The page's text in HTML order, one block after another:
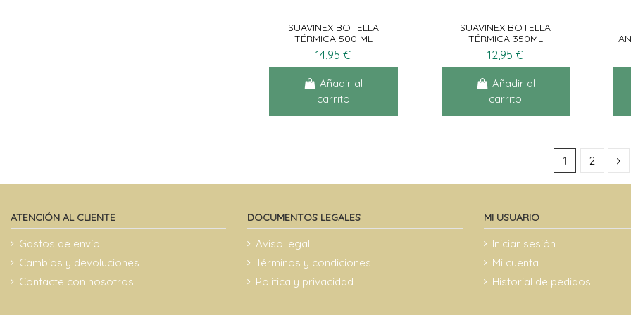
SUAVINEX BOTELLA
TÉRMICA 500 ML
14,95 €
Añadir al
carrito
SUAVINEX BOTELLA
TÉRMICA 350ML
12,95 €
Añadir al
carrito
1 2
ATENCIÓN AL CLIENTE
Gastos de envío
Cambios y devoluciones
Contacte con nosotros
DOCUMENTOS LEGALES
Aviso legal
Términos y condiciones
Politica y privacidad
MI USUARIO
Iniciar sesión
Mi cuenta
Historial de pedidos